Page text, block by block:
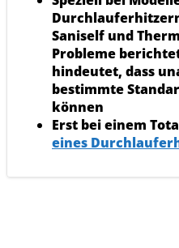
Saniself und
Probleme
hindeutet, dass
bestimmte
können
Erst bei einem
eines